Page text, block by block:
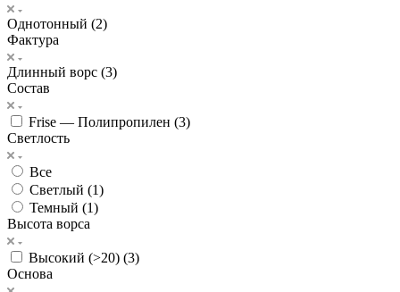
Однотонный (2)
Фактура
Длинный ворс (3)
Состав
Frise — Полипропилен (3)
Светлость
Все
Светлый (1)
Темный (1)
Высота ворса
Высокий (>20) (3)
Основа